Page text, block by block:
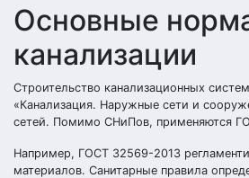
Основные
канализации
Строительство канализационных
«Канализация. Наружные сети и
сетей. Помимо СНиПов, применяются
Например, ГОСТ 32569-2013
материалов. Санитарные правила